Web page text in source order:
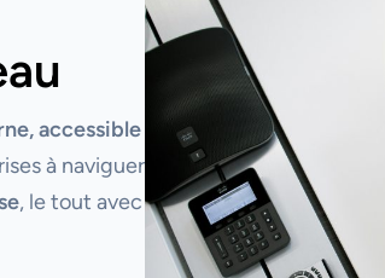
accessible
à naviguer
, le tout avec